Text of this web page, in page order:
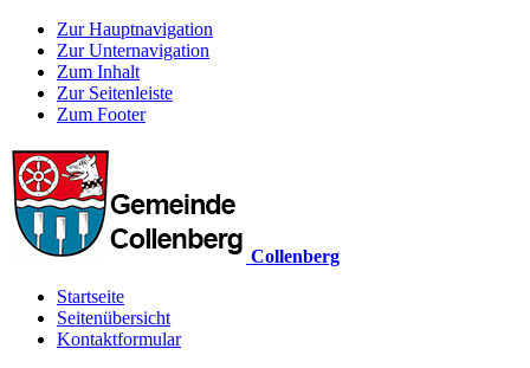
Zur Hauptnavigation
Zur Unternavigation
Zum Inhalt
Zur Seitenleiste
Zum Footer
Collenberg
Startseite
Seitenübersicht
Kontaktformular